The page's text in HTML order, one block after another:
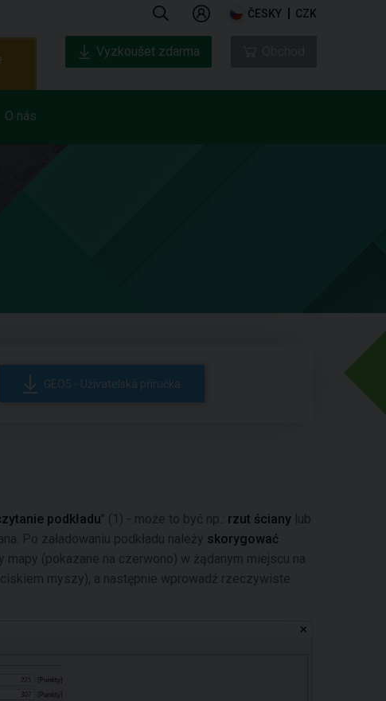
ČESKY CZK
O nás
Vyzkoušet zdarma
GEO5 - Uživatelská příručka
podkładu" (1) - może to być np.: rzut ściany lub
Po załadowaniu podkładu należy skorygować
mapy (pokazane na czerwono) w żądanym miejscu na
myszy), a następnie wprowadź rzeczywiste